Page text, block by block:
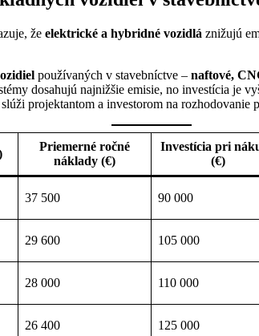
že elektrické a hybridné vozidlá znižujú
používaných v stavebníctve – naftové,
dosahujú najnižšie emisie, no investícia
projektantom a investorom na rozhodovanie
Priemerné ročné
náklady (€)
Investícia pri
(€)
37 500 90 000
29 600 105 000
28 000 110 000
26 400 125 000